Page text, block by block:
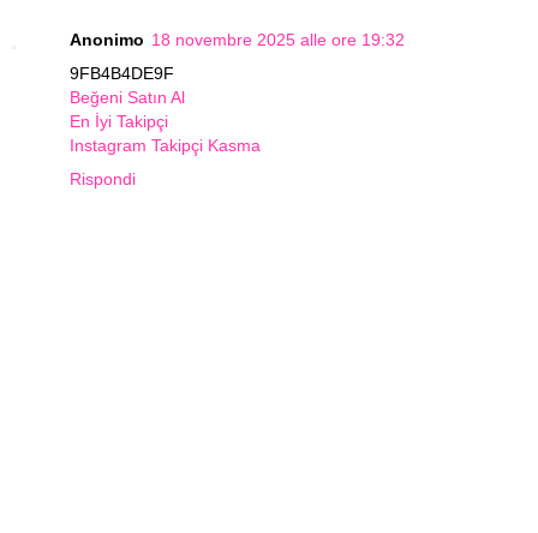
Anonimo 18 novembre 2025 alle ore 19:32
9FB4B4DE9F
Beğeni Satın Al
En İyi Takipçi
Instagram Takipçi Kasma
Rispondi